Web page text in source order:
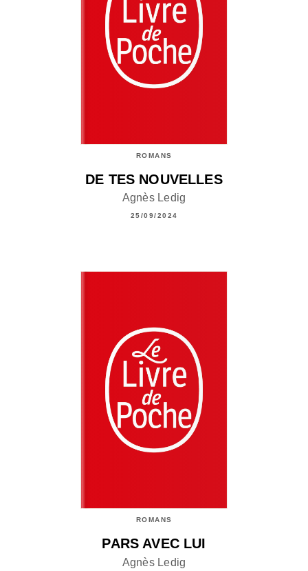
ROMANS
DE TES NOUVELLES
Agnès Ledig
25/09/2024
ROMANS
PARS AVEC LUI
Agnès Ledig